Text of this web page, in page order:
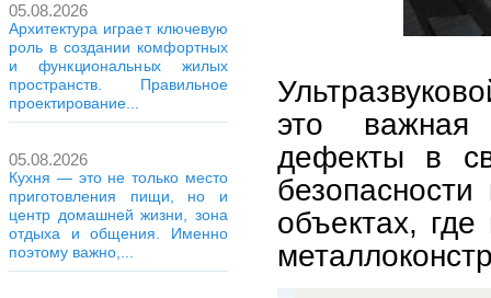
05.08.2026
Архитектура играет ключевую
роль в создании комфортных
и функциональных жилых
пространств. Правильное
проектирование...
05.08.2026
Кухня — это не только место
приготовления пищи, но и
центр домашней жизни, зона
отдыха и общения. Именно
поэтому важно,...
это важная
дефекты в
объектах,